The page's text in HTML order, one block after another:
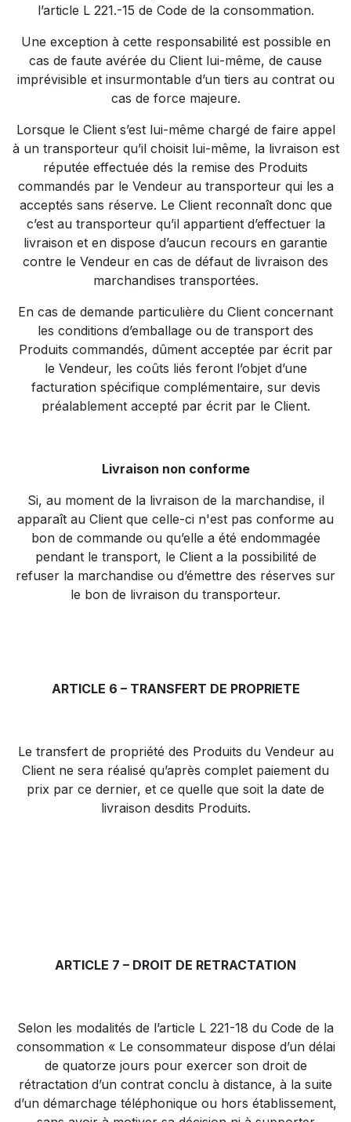
l’article L 221.-15 de Code de la consommation.
Une exception à cette responsabilité est possible en
cas de faute avérée du Client lui-même, de cause
imprévisible et insurmontable d’un tiers au contrat ou
cas de force majeure.
Lorsque le Client s’est lui-même chargé de faire appel
à un transporteur qu’il choisit lui-même, la livraison est
réputée effectuée dés la remise des Produits
commandés par le Vendeur au transporteur qui les a
acceptés sans réserve. Le Client reconnaît donc que
c’est au transporteur qu’il appartient d’effectuer la
livraison et en dispose d’aucun recours en garantie
contre le Vendeur en cas de défaut de livraison des
marchandises transportées.
En cas de demande particulière du Client concernant
les conditions d’emballage ou de transport des
Produits commandés, dûment acceptée par écrit par
le Vendeur, les coûts liés feront l’objet d’une
facturation spécifique complémentaire, sur devis
préalablement accepté par écrit par le Client.
Livraison non conforme
Si, au moment de la livraison de la marchandise, il
apparaît au Client que celle-ci n'est pas conforme au
bon de commande ou qu’elle a été endommagée
pendant le transport, le Client a la possibilité de
refuser la marchandise ou d’émettre des réserves sur
le bon de livraison du transporteur.
ARTICLE 6 – TRANSFERT DE PROPRIETE
Le transfert de propriété des Produits du Vendeur au
Client ne sera réalisé qu’après complet paiement du
prix par ce dernier, et ce quelle que soit la date de
livraison desdits Produits.
ARTICLE 7 – DROIT DE RETRACTATION
Selon les modalités de l’article L 221-18 du Code de la
consommation « Le consommateur dispose d’un délai
de quatorze jours pour exercer son droit de
rétractation d’un contrat conclu à distance, à la suite
d’un démarchage téléphonique ou hors établissement,